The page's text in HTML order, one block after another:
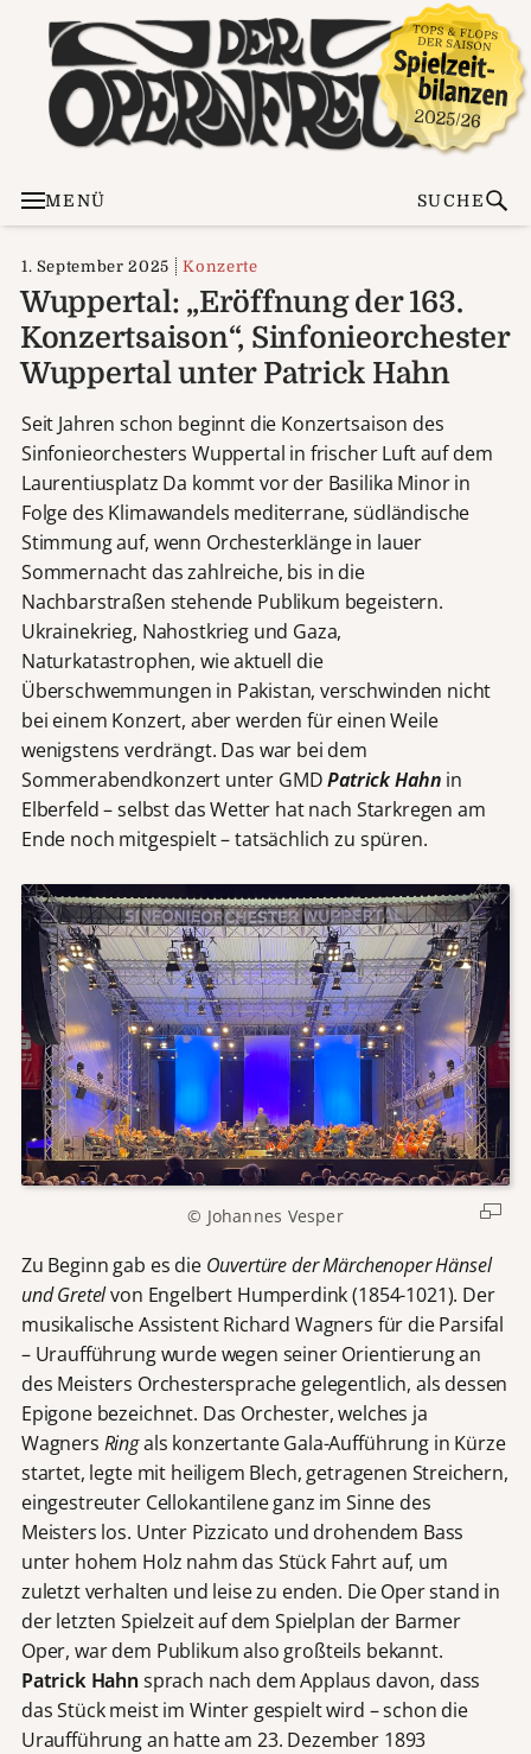
MENÜ SUCHE
1. September 2025 Konzerte
Wuppertal: „Eröffnung der 163.
Konzertsaison“, Sinfonieorchester
Wuppertal unter Patrick Hahn
Seit Jahren schon beginnt die Konzertsaison des
Sinfonieorchesters Wuppertal in frischer Luft auf dem
Laurentiusplatz Da kommt vor der Basilika Minor in
Folge des Klimawandels mediterrane, südländische
Stimmung auf, wenn Orchesterklänge in lauer
Sommernacht das zahlreiche, bis in die
Nachbarstraßen stehende Publikum begeistern.
Ukrainekrieg, Nahostkrieg und Gaza,
Naturkatastrophen, wie aktuell die
Überschwemmungen in Pakistan, verschwinden nicht
bei einem Konzert, aber werden für einen Weile
wenigstens verdrängt. Das war bei dem
Sommerabendkonzert unter GMDPatrick Hahn in
Elberfeld – selbst das Wetter hat nach Starkregen am
Ende noch mitgespielt – tatsächlich zu spüren.
© Johannes Vesper
Zu Beginn gab es die Ouvertüre der MärchenoperHänsel
und Gretelvon Engelbert Humperdink (1854-1021). Der
musikalische Assistent Richard Wagners für die Parsifal
– Uraufführung wurde wegen seiner Orientierung an
des Meisters Orchestersprache gelegentlich, als dessen
Epigone bezeichnet. Das Orchester, welches ja
Wagners Ringals konzertante Gala-Aufführung in Kürze
startet, legte mit heiligem Blech, getragenen Streichern,
eingestreuter Cellokantilene ganz im Sinne des
Meisters los. Unter Pizzicato und drohendem Bass
unter hohem Holz nahm das Stück Fahrt auf, um
zuletzt verhalten und leise zu enden. Die Oper stand in
der letzten Spielzeit auf dem Spielplan der Barmer
Oper, war dem Publikum also großteils bekannt.
Patrick Hahnsprach nach dem Applaus davon, dass
das Stück meist im Winter gespielt wird – schon die
Uraufführung an hatte am 23. Dezember 1893